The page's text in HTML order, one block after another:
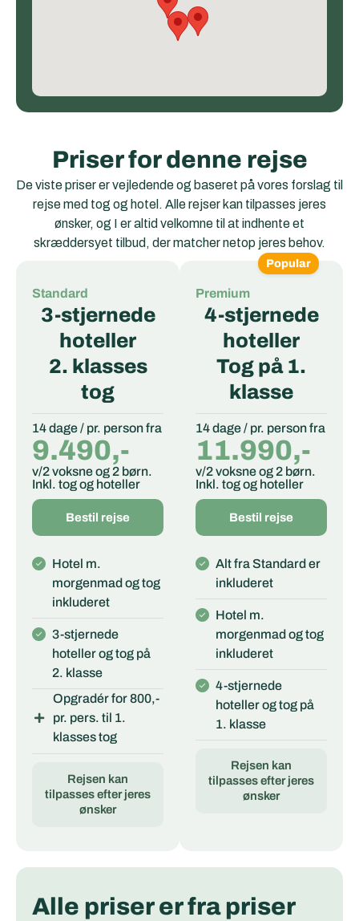
Priser for denne rejse
De viste priser er vejledende og baseret på vores forslag til
rejse med tog og hotel. Alle rejser kan tilpasses jeres
ønsker, og I er altid velkomne til at indhente et
skræddersyet tilbud, der matcher netop jeres behov.
Standard
3-stjernede
hoteller
2. klasses
tog
14 dage / pr. person fra
9.490,-
v/2 voksne og 2 børn.
Inkl. tog og hoteller
Bestil rejse
Hotel m.
morgenmad og tog
inkluderet
3-stjernede
hoteller og tog på
2. klasse
Opgradér for 800,-
pr. pers. til 1.
klasses tog
Rejsen kan
tilpasses efter jeres
ønsker
Premium
4-stjernede
hoteller
Tog på 1.
klasse
14 dage / pr. person fra
11.990,-
v/2 voksne og 2 børn.
Inkl. tog og hoteller
Bestil rejse
Alt fra Standard er
inkluderet
Hotel m.
morgenmad og tog
inkluderet
4-stjernede
hoteller og tog på
1. klasse
Rejsen kan
tilpasses efter jeres
ønsker
Popular
Alle priser er fra priser